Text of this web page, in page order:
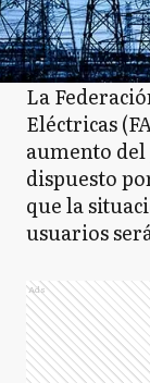
La
Eléctricas
aumento
dispuesto
que la
usuarios
Ads